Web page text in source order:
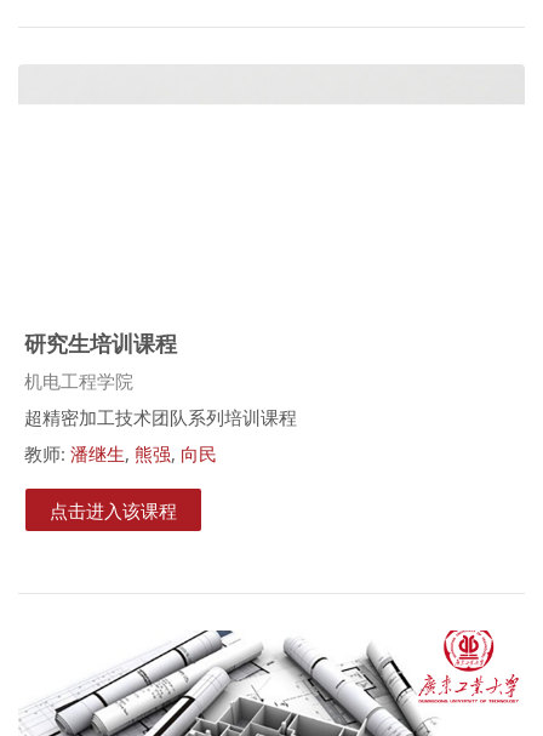
研究生培训课程
课程类别
机电工程学院
超精密加工技术团队系列培训课程
教师: 潘继生, 熊强, 向民
点击进入该课程